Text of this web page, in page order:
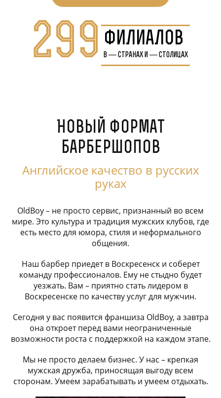
299 филиалов
в—странах и—столицах
Новый формат
барбершопов
Английское качество в русских
руках
OldBoy – не просто сервис, признанный во всем
мире. Это культура и традиция мужских клубов, где
есть место для юмора, стиля и неформального
общения.
Наш барбер приедет в Воскресенск и соберет
команду профессионалов. Ему не стыдно будет
уезжать. Вам – приятно стать лидером в
Воскресенске по качеству услуг для мужчин.
Сегодня у вас появится франшиза OldBoy, а завтра
она откроет перед вами неограниченные
возможности роста с поддержкой на каждом этапе.
Мы не просто делаем бизнес. У нас – крепкая
мужская дружба, приносящая выгоду всем
сторонам. Умеем зарабатывать и умеем отдыхать.